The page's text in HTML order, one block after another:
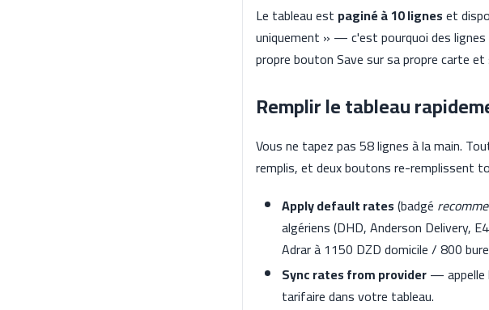
Le tableau est paginé à 10 ligneset
uniquement » — c'est pourquoi des
propre bouton Save sur sa propre carte
Remplir le tableau
Vous ne tapez pas 58 lignes à la main.
remplis, et deux boutons re-remplissent
Apply default rates(badgé
algériens (DHD, Anderson Delivery,
Adrar à 1150 DZD domicile / 800
Sync rates from provider— appelle
tarifaire dans votre tableau.